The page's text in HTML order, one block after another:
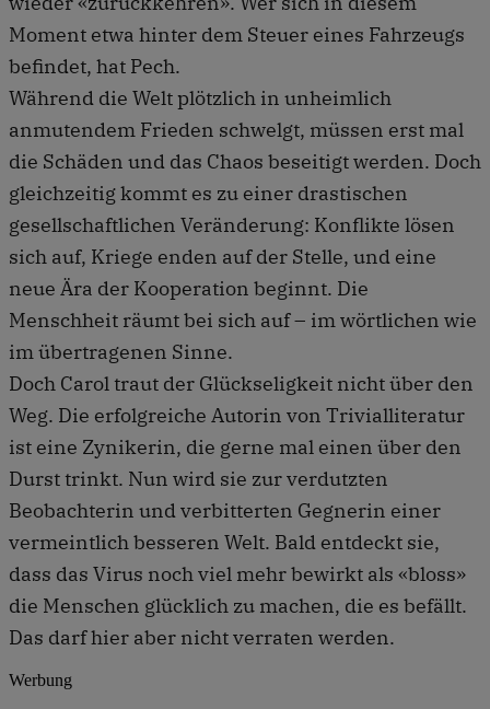
Moment etwa hinter dem Steuer eines Fahrzeugs
befindet, hat Pech.
Während die Welt plötzlich in unheimlich
anmutendem Frieden schwelgt, müssen erst mal
die Schäden und das Chaos beseitigt werden. Doch
gleichzeitig kommt es zu einer drastischen
gesellschaftlichen Veränderung: Konflikte lösen
sich auf, Kriege enden auf der Stelle, und eine
neue Ära der Kooperation beginnt. Die
Menschheit räumt bei sich auf – im wörtlichen wie
im übertragenen Sinne.
Doch Carol traut der Glückseligkeit nicht über den
Weg. Die erfolgreiche Autorin von Trivialliteratur
ist eine Zynikerin, die gerne mal einen über den
Durst trinkt. Nun wird sie zur verdutzten
Beobachterin und verbitterten Gegnerin einer
vermeintlich besseren Welt. Bald entdeckt sie,
dass das Virus noch viel mehr bewirkt als «bloss»
die Menschen glücklich zu machen, die es befällt.
Das darf hier aber nicht verraten werden.
Werbung